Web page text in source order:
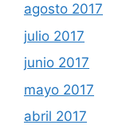
agosto 2017
julio 2017
junio 2017
mayo 2017
abril 2017